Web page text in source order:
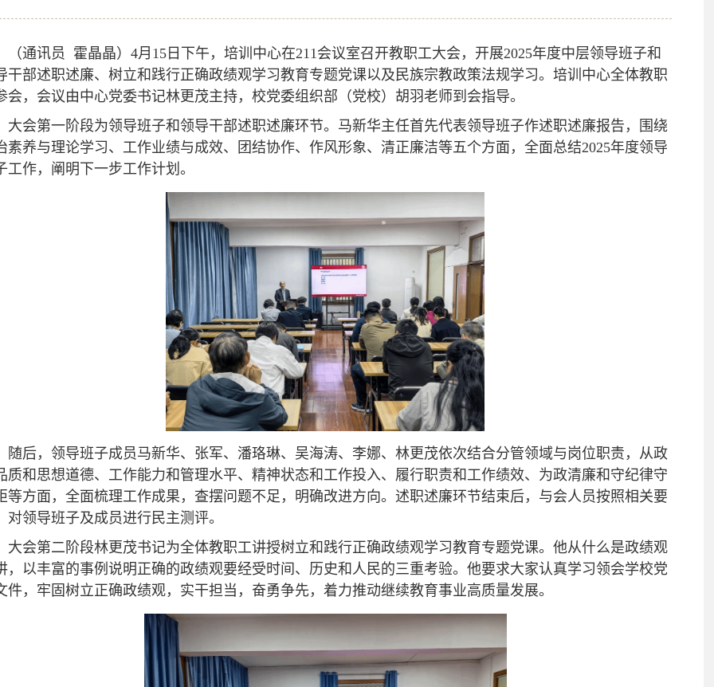
（通讯员 霍晶晶）4月15日下午，培训中心在211会议室召开教职工大会，开展2025年度中层领导班子和
干部述职述廉、树立和践行正确政绩观学习教育专题党课以及民族宗教政策法规学习。培训中心全体教职
会，会议由中心党委书记林更茂主持，校党委组织部（党校）胡羽老师到会指导。
大会第一阶段为领导班子和领导干部述职述廉环节。马新华主任首先代表领导班子作述职述廉报告，围绕
素养与理论学习、工作业绩与成效、团结协作、作风形象、清正廉洁等五个方面，全面总结2025年度领导
工作，阐明下一步工作计划。
随后，领导班子成员马新华、张军、潘珞琳、吴海涛、李娜、林更茂依次结合分管领域与岗位职责，从政
质和思想道德、工作能力和管理水平、精神状态和工作投入、履行职责和工作绩效、为政清廉和守纪律守
等方面，全面梳理工作成果，查摆问题不足，明确改进方向。述职述廉环节结束后，与会人员按照相关要
对领导班子及成员进行民主测评。
大会第二阶段林更茂书记为全体教职工讲授树立和践行正确政绩观学习教育专题党课。他从什么是政绩观
，以丰富的事例说明正确的政绩观要经受时间、历史和人民的三重考验。他要求大家认真学习领会学校党
件，牢固树立正确政绩观，实干担当，奋勇争先，着力推动继续教育事业高质量发展。